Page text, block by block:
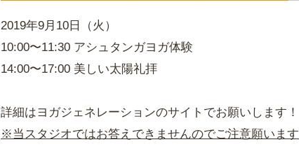
2019年9月10日（火）
10:00〜11:30 アシュタンガヨガ体験
14:00〜17:00 美しい太陽礼拝
詳細はヨガジェネレーションのサイトでお願いします！
※当スタジオではお答えできませんのでご注意願います